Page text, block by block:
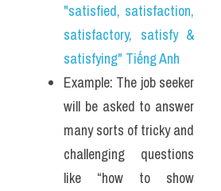
"satisfied, satisfaction,
satisfactory, satisfy &
satisfying" Tiếng Anh
Example: The job seeker
will be asked to answer
many sorts of tricky and
challenging questions
like “how to show